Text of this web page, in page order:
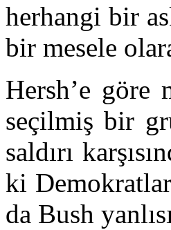
herhangi bir
bir mesele
Hersh’e göre
seçilmiş bir
saldırı
ki
da Bush